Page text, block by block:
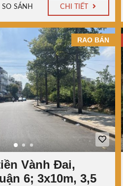
SO SÁNH CHI TIẾT
RAO BÁN
Vành Đai,
6; 3x10m, 3,5